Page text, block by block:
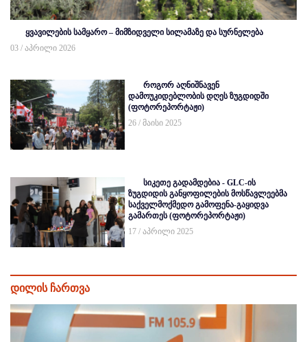
ყვავილების სამყარო – მიმზიდველი სილამაზე და სურნელება
03 / აპრილი 2026
როგორ აღნიშნავენ
დამოუკიდებლობის დღეს ზუგდიდში
(ფოტორეპორტაჟი)
26 / მაისი 2025
სიკეთე გადამდებია - GLC-ის
ზუგდიდის განყოფილების მოსწავლეებმა
საქველმოქმედო გამოფენა-გაყიდვა
გამართეს (ფოტორეპორტაჟი)
17 / აპრილი 2025
დილის ჩართვა